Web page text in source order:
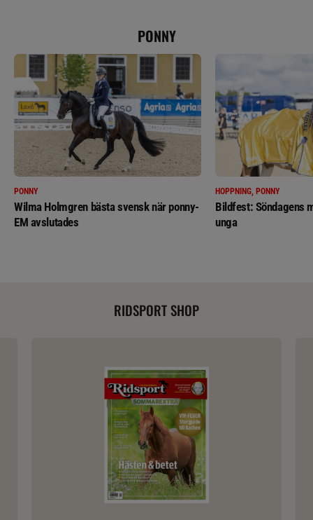
PONNY
PONNY
Wilma Holmgren bästa svensk när ponny-
EM avslutades
HOPPNING, PONNY
Bildfest: Söndagens
unga
RIDSPORT SHOP